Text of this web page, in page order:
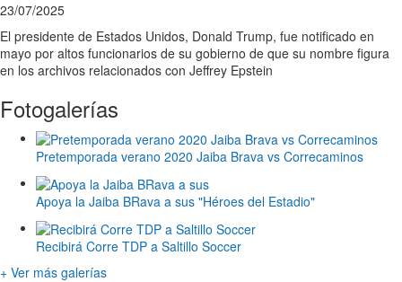
23/07/2025
El presidente de Estados Unidos, Donald Trump, fue notificado en
mayo por altos funcionarios de su gobierno de que su nombre figura
en los archivos relacionados con Jeffrey Epstein
Fotogalerías
Pretemporada verano 2020 Jaiba Brava vs Correcaminos
Apoya la Jaiba BRava a sus "Héroes del Estadio"
Recibirá Corre TDP a Saltillo Soccer
+ Ver más galerías